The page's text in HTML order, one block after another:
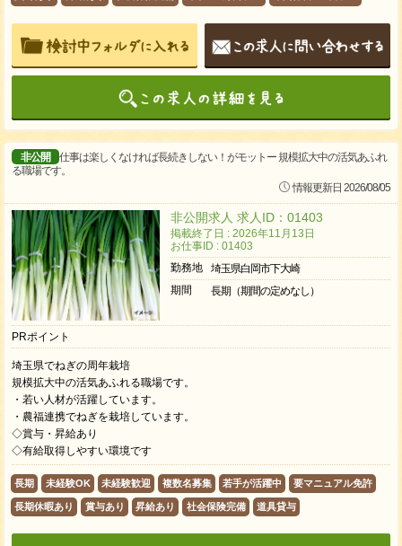
非公開
仕事は楽しくなければ長続きしない！がモットー 規模拡大中の活気あふれ
る職場です。
情報更新日 2026/08/05
非公開求人 求人ID：01403
掲載終了日 : 2026年11月13日
お仕事ID : 01403
勤務地
埼玉県白岡市下大崎
期間
長期（期間の定めなし）
PRポイント
埼玉県でねぎの周年栽培
規模拡大中の活気あふれる職場です。
・若い人材が活躍しています。
・農福連携でねぎを栽培しています。
◇賞与・昇給あり
◇有給取得しやすい環境です
長期 未経験OK 未経験歓迎 複数名募集 若手が活躍中 要マニュアル免許
長期休暇あり 賞与あり 昇給あり 社会保険完備 道具貸与